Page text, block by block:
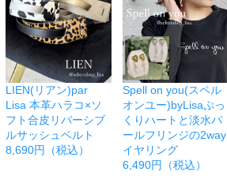
LIEN(リアン)par
Lisa 本革ハラコ×ソ
フト合皮リバーシブ
ルサッシュベルト
8,690円（税込）
Spell on you(スペル
オンユー)byLisaぷっ
くりハートと淡水パ
ールフリンジの2way
イヤリング
6,490円（税込）